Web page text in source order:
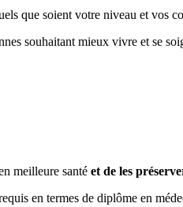
que soient votre niveau et vos
souhaitant mieux vivre et se
meilleure santé et de les
en termes de diplôme en